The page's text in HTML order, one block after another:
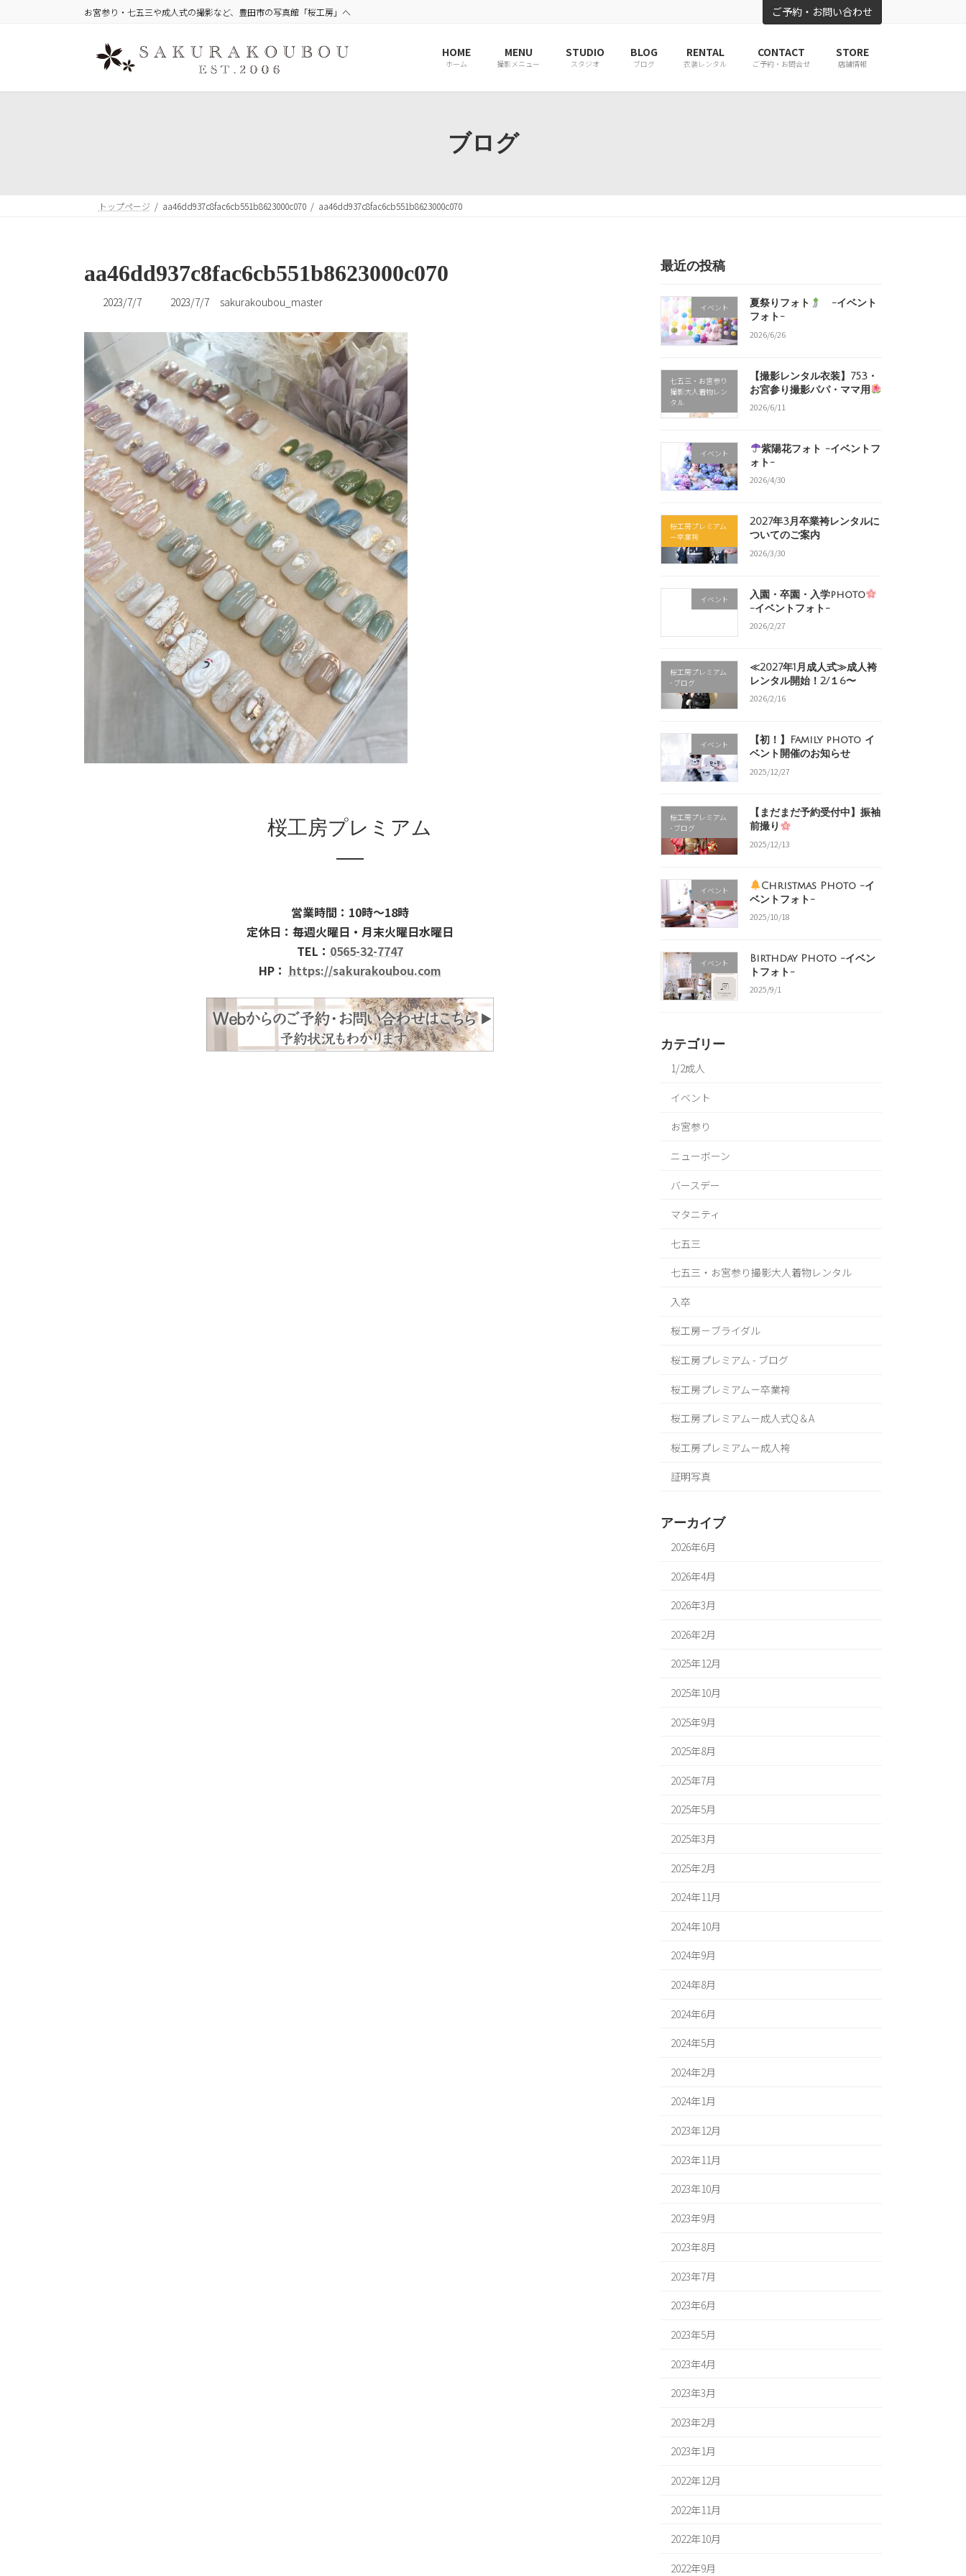
へ
ョ
お宮参り・七五三や成人式の撮影など、豊田市の写真館「桜工房」へ ご予約・お問い合わせ
HOME
ホーム
MENU
撮影メニュー
STUDIO
スタジオ
BLOG
ブログ
RENTAL
衣装レンタル
CONTACT
ご予約・お問合せ
STORE
店舗情報
ブログ
トップページ aa46dd937c8fac6cb551b8623000c070 aa46dd937c8fac6cb551b8623000c070
aa46dd937c8fac6cb551b8623000c070
2023/7/7
最
更
新
日
時
:
2023/7/7 sakurakoubou_master
桜工房プレミアム
営業時間：10時～18時
定休日：毎週火曜日・月末火曜日水曜日
TEL： 0565-32-7747
HP： https://sakurakoubou.com
最近の投稿
イベント 夏祭りフォト
-イベント
フォト-
2026/6/26
七五三・お宮参り
撮影大人着物レン
タル
【撮影レンタル衣装】753・
お宮参り撮影パパ・ママ用
2026/6/11
イベント
紫陽花フォト -イベントフ
ォト-
2026/4/30
桜工房プレミアム
－卒業袴
2027年3月卒業袴レンタルに
ついてのご案内
2026/3/30
イベント
入園・卒園・入学photo
-イベントフォト-
2026/2/27
桜工房プレミアム
- ブログ
≪2027年1月成人式≫成人袴
レンタル開始！2/１6〜
2026/2/16
イベント
【初！】Family photo イ
ベント開催のお知らせ
2025/12/27
桜工房プレミアム
- ブログ
【まだまだ予約受付中】振袖
前撮り
2025/12/13
イベント
Christmas Photo -イ
ベントフォト-
2025/10/18
イベント
Birthday Photo -イベン
トフォト-
2025/9/1
カテゴリー
1/2成人
イベント
お宮参り
ニューボーン
バースデー
マタニティ
七五三
七五三・お宮参り撮影大人着物レンタル
入卒
桜工房－ブライダル
桜工房プレミアム - ブログ
桜工房プレミアム－卒業袴
桜工房プレミアム－成人式Q＆A
桜工房プレミアム－成人袴
証明写真
アーカイブ
2026年6月
2026年4月
2026年3月
2026年2月
2025年12月
2025年10月
2025年9月
2025年8月
2025年7月
2025年5月
2025年3月
2025年2月
2024年11月
2024年10月
2024年9月
2024年8月
2024年6月
2024年5月
2024年2月
2024年1月
2023年12月
2023年11月
2023年10月
2023年9月
2023年8月
2023年7月
2023年6月
2023年5月
2023年4月
2023年3月
2023年2月
2023年1月
2022年12月
2022年11月
2022年10月
2022年9月